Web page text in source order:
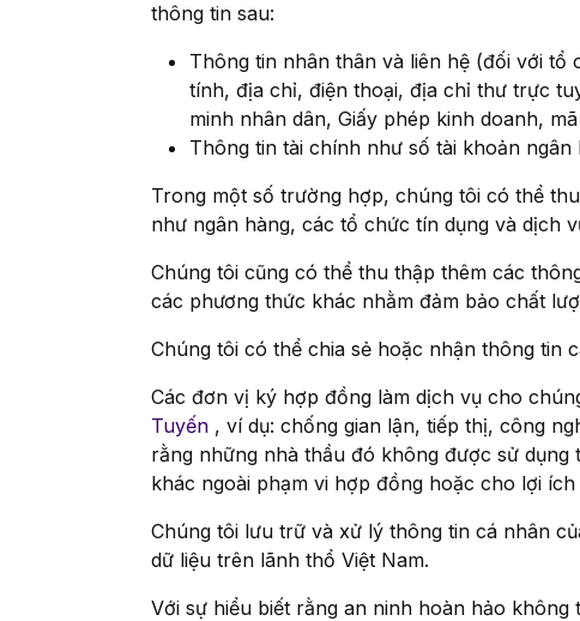
thông tin sau:
Thông tin nhân thân và liên hệ (đối với tổ
tính, địa chỉ, điện thoại, địa chỉ thư trực
minh nhân dân, Giấy phép kinh doanh,
Thông tin tài chính như số tài khoản
Trong một số trường hợp, chúng tôi có thể
như ngân hàng, các tổ chức tín dụng và dịch
Chúng tôi cũng có thể thu thập thêm các
các phương thức khác nhằm đảm bảo chất
Chúng tôi có thể chia sẻ hoặc nhận thông tin
Các đơn vị ký hợp đồng làm dịch vụ cho
Tuyến , ví dụ: chống gian lận, tiếp thị, công
rằng những nhà thầu đó không được sử
khác ngoài phạm vi hợp đồng hoặc cho lợi ích
Chúng tôi lưu trữ và xử lý thông tin cá nhân
dữ liệu trên lãnh thổ Việt Nam.
Với sự hiểu biết rằng an ninh hoàn hảo